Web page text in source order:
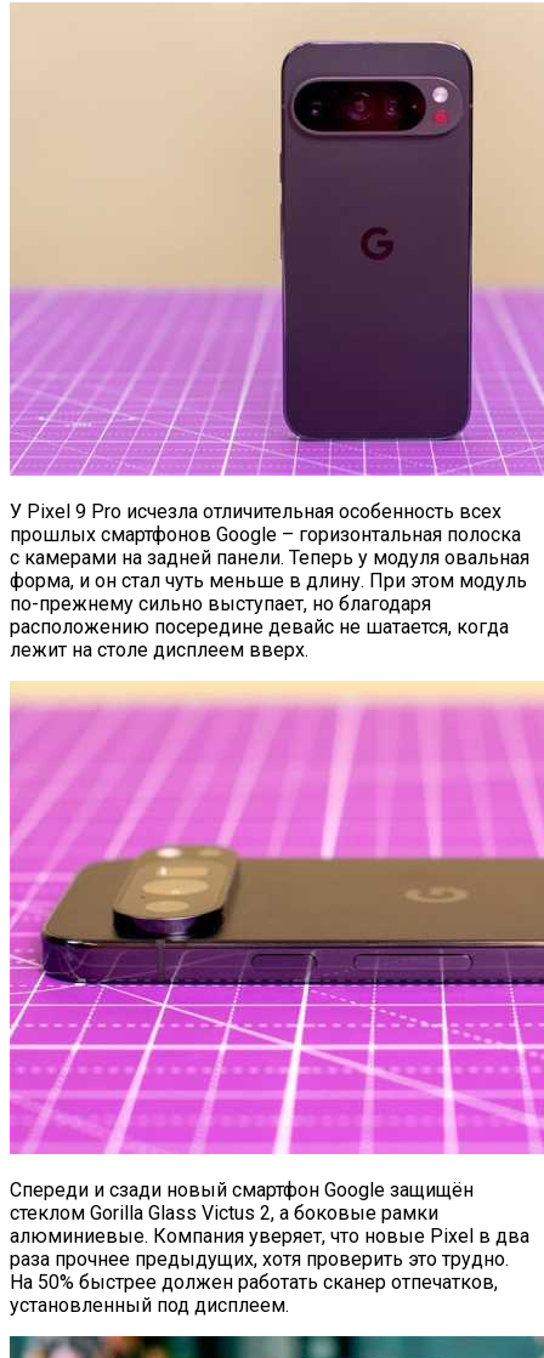
У Pixel 9 Pro исчезла отличительная особенность всех
прошлых смартфонов Google – горизонтальная полоска
с камерами на задней панели. Теперь у модуля овальная
форма, и он стал чуть меньше в длину. При этом модуль
по-прежнему сильно выступает, но благодаря
расположению посередине девайс не шатается, когда
лежит на столе дисплеем вверх.
Спереди и сзади новый смартфон Google защищён
стеклом Gorilla Glass Victus 2, а боковые рамки
алюминиевые. Компания уверяет, что новые Pixel в два
раза прочнее предыдущих, хотя проверить это трудно.
На 50% быстрее должен работать сканер отпечатков,
установленный под дисплеем.